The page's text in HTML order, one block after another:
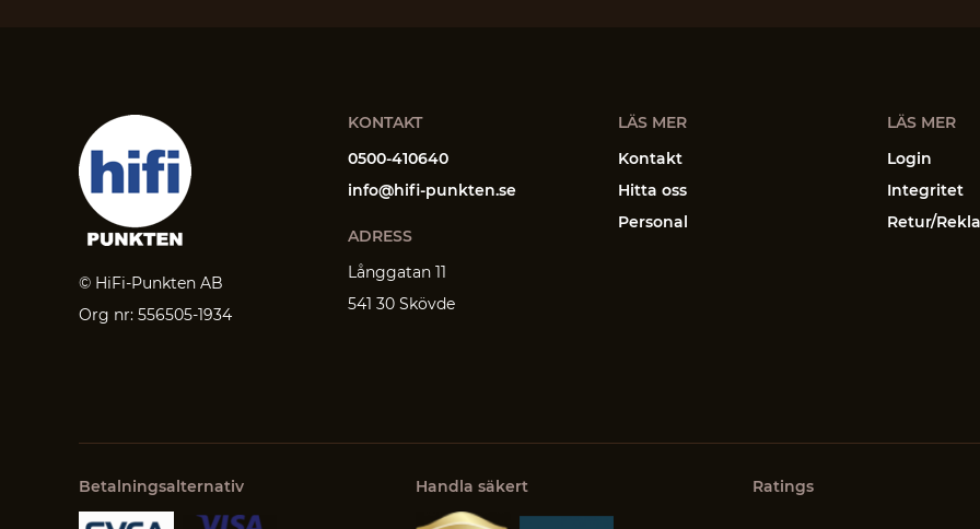
© HiFi-Punkten AB
Org nr: 556505-1934
KONTAKT
0500-410640
info@hifi-punkten.se
ADRESS
Långgatan 11
541 30 Skövde
LÄS MER
Kontakt
Hitta oss
Personal
LÄS MER
Login
Integritet
Retur/
Betalningsalternativ Handla säkert Ratings